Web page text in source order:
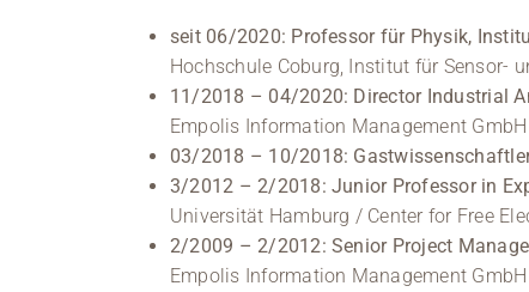
seit 06/2020: Professor für Physik,
Hochschule Coburg, Institut für Sensor-
11/2018 – 04/2020: Director Industrial
Empolis Information Management GmbH
03/2018 – 10/2018:
3/2012 – 2/2018: Junior Professor in
Universität Hamburg / Center for Free
2/2009 – 2/2012: Senior Project
Empolis Information Management GmbH